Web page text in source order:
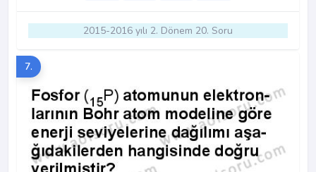
2015-2016 yılı 2. Dönem 20. Soru
7.